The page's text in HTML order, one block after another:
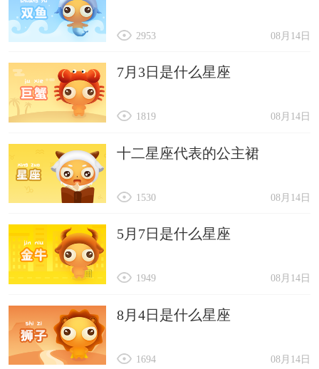
08月14日
2953
7月3日是什么星座
08月14日
1819
十二星座代表的公主裙
08月14日
1530
5月7日是什么星座
08月14日
1949
8月4日是什么星座
08月14日
1694